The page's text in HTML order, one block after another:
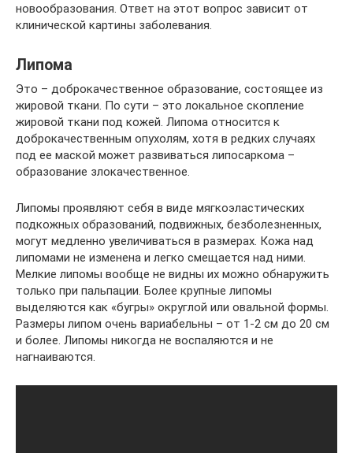
новообразования. Ответ на этот вопрос зависит от
клинической картины заболевания.
Липома
Это – доброкачественное образование, состоящее из
жировой ткани. По сути – это локальное скопление
жировой ткани под кожей. Липома относится к
доброкачественным опухолям, хотя в редких случаях
под ее маской может развиваться липосаркома –
образование злокачественное.
Липомы проявляют себя в виде мягкоэластических
подкожных образований, подвижных, безболезненных,
могут медленно увеличиваться в размерах. Кожа над
липомами не изменена и легко смещается над ними.
Мелкие липомы вообще не видны их можно обнаружить
только при пальпации. Более крупные липомы
выделяются как «бугры» округлой или овальной формы.
Размеры липом очень вариабельны – от 1-2 см до 20 см
и более. Липомы никогда не воспаляются и не
нагнаиваются.